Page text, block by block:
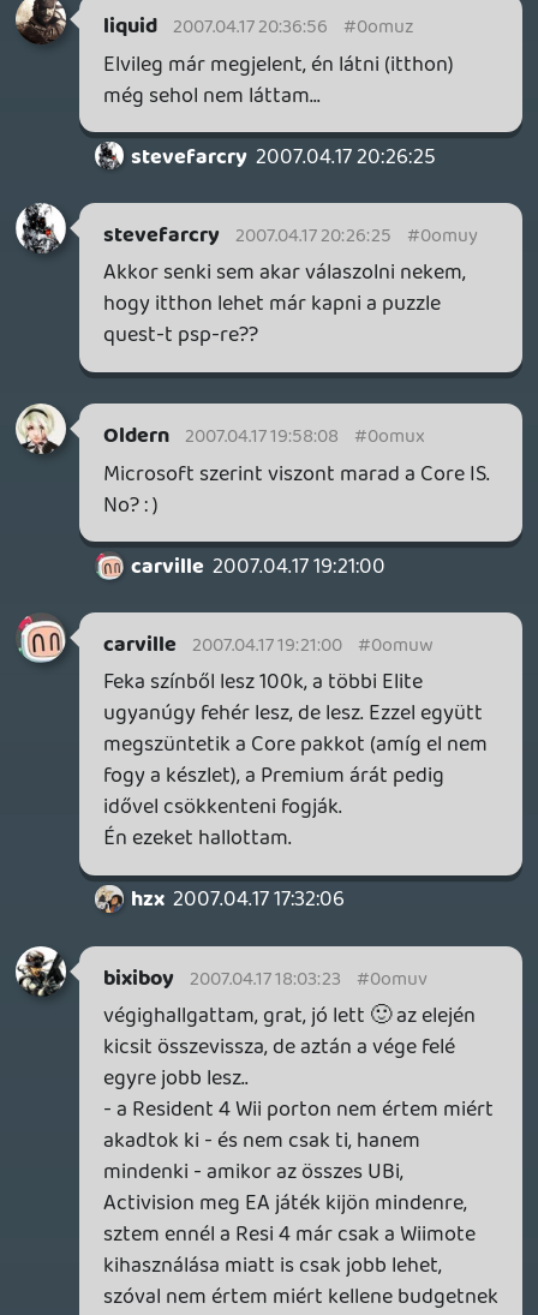
bixiboy 2007.04.17 18:03:23 #0omuv
végighallgattam, grat, jó lett 🙂 az elején
kicsit összevissza, de aztán a vége felé
egyre jobb lesz..
- a Resident 4 Wii porton nem értem miért
akadtok ki - és nem csak ti, hanem
mindenki - amikor az összes UBi,
sztem ennél a Resi 4 már csak a Wiimote
kihasználása miatt is csak jobb lehet,
szóval nem értem miért kellene budgetnek
lennie, és miért csalódás..?
- a Wii-vel tökre egyetértek, az egy külön
világ, úgy kell elfogadni ahogy van 🙂 a
maga módján nagyon fasza kis gép
- a Metroid Prime meg látom titeket is
megfogott 😃 iszonyat kemény az a játék,
de nagyon megéri játszani vele, olyat ad
hzx
Ezt mi sem tudtuk tisztázni: az Elite
szerintem sem lesz limitált kiadás, hanem
csak pár százezer darab készül majd
belőle...
bixiboy 2007.04.17 17:12:02
na végre eljutottam odáig, hogy
meghallgassam
ami megütötte a fülem (most tartok ott):
az X360 Elite limitált kiadás lesz?? milyen
egy baromság ez? limitált fekete és HDMI-
csatlakozós gép, ezt én el nem tudom
képzelni, az évezred hülyesége lenne szvsz
360-nak épp az előnyét veszi el a PS3-mal
szemben: ahelyett, hogy az erősségeire
fókuszálni (Live, olcsóbb, több játék),
ehelyett felvértezi magát a PS3 rossz
tulajdonságaival...hmm
Ezt egy volt osztálytársam mondta anno,
és akkor sokat is röhögtünk rajta, de
szeretnék belenézni Bill Gates szemei közé,
vajon mit gondolhat?
Project1083 2007.04.17 13:56:36 #0omus
okokodni?wehehe:D
2007.04.17 13:14:02#0omur